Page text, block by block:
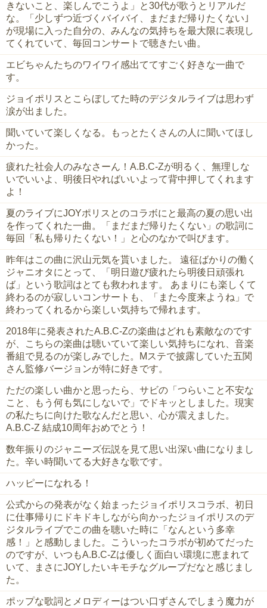
きないこと、楽しんでこうよ」と30代が歌うとリアルだ
な。「少しずつ近づくバイバイ、まだまだ帰りたくない｣
が現場に入った自分の、みんなの気持ちを最大限に表現し
てくれていて、毎回コンサートで聴きたい曲。
エビちゃんたちのワイワイ感出ててすごく好きな一曲で
す。
ジョイポリスとこらぼしてた時のデジタルライブは思わず
涙が出ました。
聞いていて楽しくなる。もっとたくさんの人に聞いてほし
かった。
疲れた社会人のみなさーん！A.B.C-Zが明るく、無理しな
いでいいよ、明後日やればいいよって背中押してくれます
よ！
夏のライブにJOYポリスとのコラボにと最高の夏の思い出
を作ってくれた一曲。「まだまだ帰りたくない」の歌詞に
毎回「私も帰りたくない！」と心のなかで叫びます。
昨年はこの曲に沢山元気を貰いました。 遠征ばかりの働く
ジャニオタにとって、「明日遊び疲れたら明後日頑張れ
ば」という歌詞はとても救われます。 あまりにも楽しくて
終わるのが寂しいコンサートも、「また今度来ようね」で
終わってくれるから楽しい気持ちで帰れます。
2018年に発表されたA.B.C-Zの楽曲はどれも素敵なのです
が、こちらの楽曲は聴いていて楽しい気持ちになれ、音楽
番組で見るのが楽しみでした。Mステで披露していた五関
さん監修バージョンが特に好きです。
ただの楽しい曲かと思ったら、サビの「つらいこと不安な
こと、もう何も気にしないで」でドキッとしました。現実
の私たちに向けた歌なんだと思い、心が震えました。
A.B.C-Z 結成10周年おめでとう！
数年振りのジャニーズ伝説を見て思い出深い曲になりまし
た。辛い時聞いてる大好きな歌です。
ハッピーになれる！
公式からの発表がなく始まったジョイポリスコラボ、初日
に仕事帰りにドキドキしながら向かったジョイポリスのデ
ジタルライブでこの曲を聴いた時に「なんという多幸
感！」と感動しました。こういったコラボが初めてだった
のですが、いつもA.B.C-Zは優しく面白い環境に恵まれて
いて、まさにJOYしたいキモチなグループだなと感じまし
た。
ポップな歌詞とメロディーはつい口ずさんでしまう魔力が